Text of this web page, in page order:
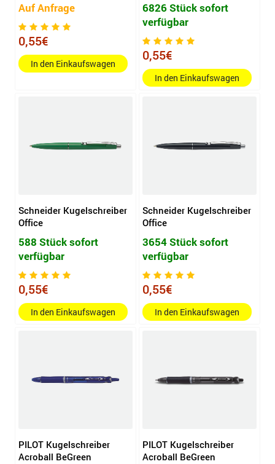
Auf Anfrage
0,55€
In den Einkaufswagen
6826 Stück sofort
verfügbar
0,55€
In den Einkaufswagen
Schneider Kugelschreiber
Office
588 Stück sofort
verfügbar
0,55€
In den Einkaufswagen
Schneider Kugelschreiber
Office
3654 Stück sofort
verfügbar
0,55€
In den Einkaufswagen
PILOT Kugelschreiber
Acroball BeGreen
PILOT Kugelschreiber
Acroball BeGreen